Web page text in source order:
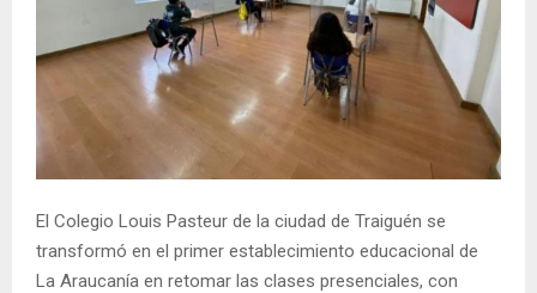
E
El Colegio Louis Pasteur de la ciudad de Traiguén se
transformó en el primer establecimiento educacional de
La Araucanía en retomar las clases presenciales, con